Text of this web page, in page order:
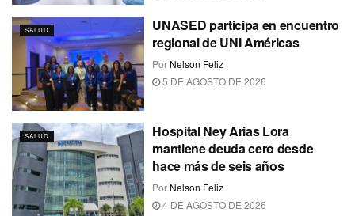
SALUD
UNASED participa en encuentro
regional de UNI Américas
Por Nelson Feliz
5 DE AGOSTO DE 2026
SALUD
Hospital Ney Arias Lora
mantiene deuda cero desde
hace más de seis años
Por Nelson Feliz
4 DE AGOSTO DE 2026